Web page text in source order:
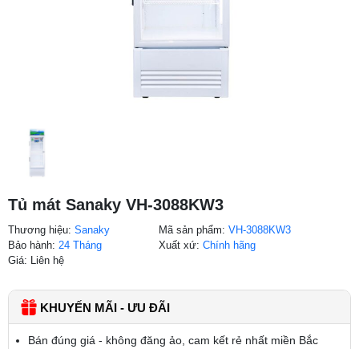
Tủ mát Sanaky VH-3088KW3
Thương hiệu: Sanaky
Bảo hành: 24 Tháng
Mã sản phẩm:VH-3088KW3
Xuất xứ:Chính hãng
Giá: Liên hệ
KHUYẾN MÃI - ƯU ĐÃI
Bán đúng giá - không đăng ảo, cam kết rẻ nhất miền Bắc